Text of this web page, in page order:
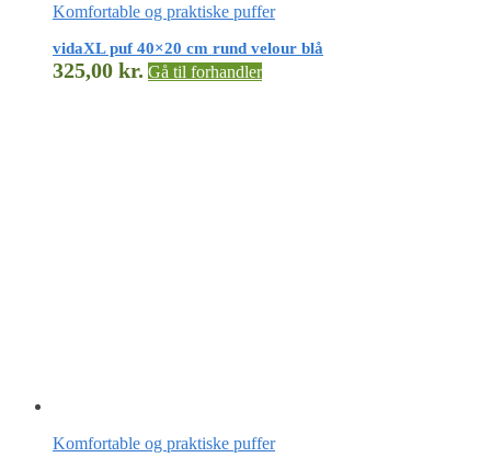
Komfortable og praktiske puffer
vidaXL puf 40×20 cm rund velour blå
325,00 kr. Gå til forhandler
Komfortable og praktiske puffer